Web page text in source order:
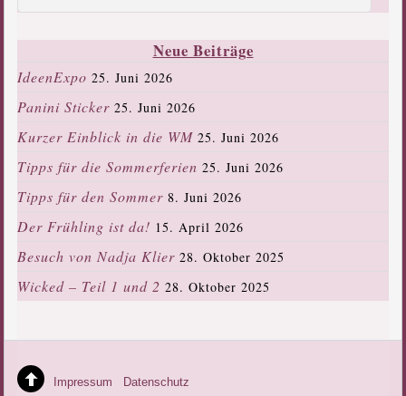
Neue Beiträge
IdeenExpo 25. Juni 2026
Panini Sticker 25. Juni 2026
Kurzer Einblick in die WM 25. Juni 2026
Tipps für die Sommerferien 25. Juni 2026
Tipps für den Sommer 8. Juni 2026
Der Frühling ist da! 15. April 2026
Besuch von Nadja Klier 28. Oktober 2025
Wicked – Teil 1 und 2 28. Oktober 2025
Impressum Datenschutz